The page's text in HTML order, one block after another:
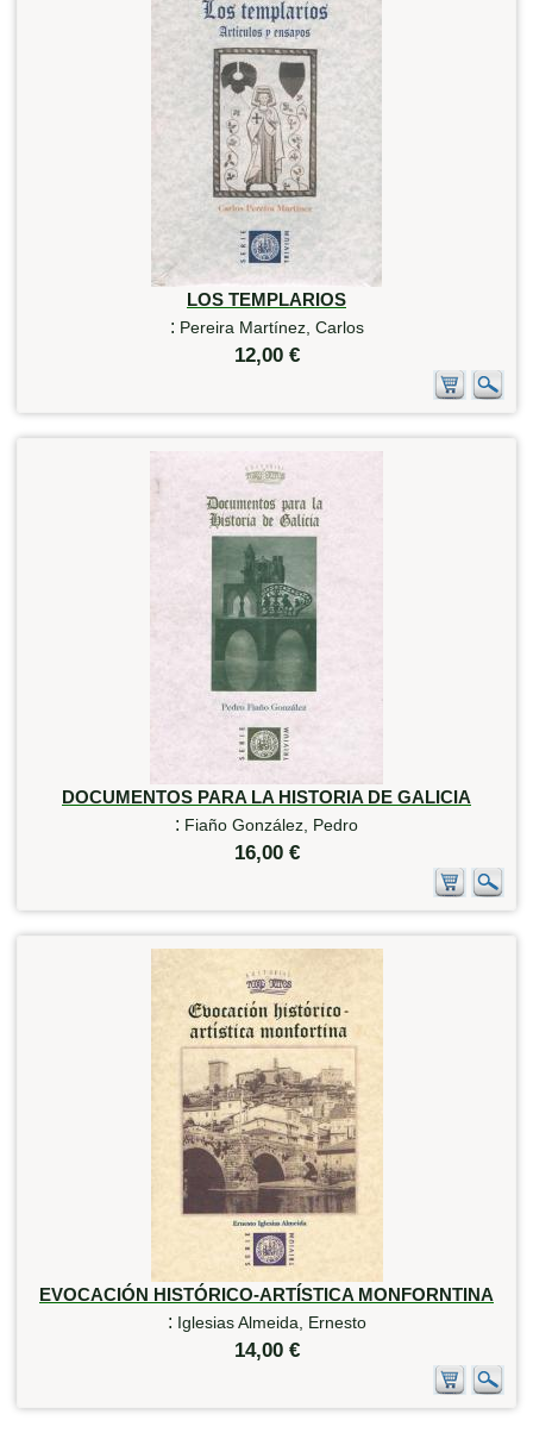
LOS TEMPLARIOS
: Pereira Martínez, Carlos
12,00 €
DOCUMENTOS PARA LA HISTORIA DE GALICIA
: Fiaño González, Pedro
16,00 €
EVOCACIÓN HISTÓRICO-ARTÍSTICA MONFORNTINA
: Iglesias Almeida, Ernesto
14,00 €